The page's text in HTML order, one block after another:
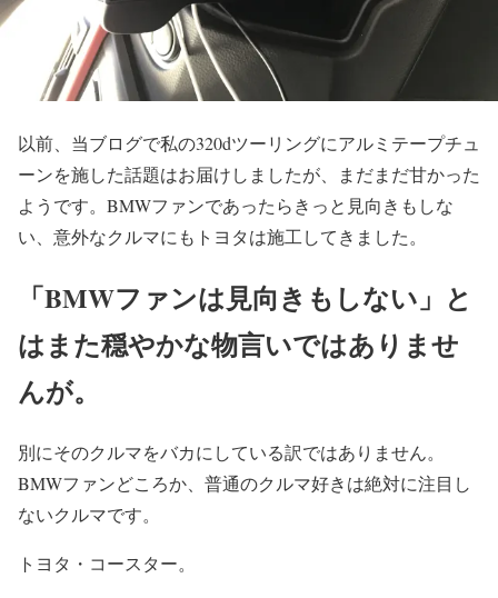
以前、当ブログで私の320dツーリングにアルミテープチュ
ーンを施した話題はお届けしましたが、まだまだ甘かった
ようです。BMWファンであったらきっと見向きもしな
い、意外なクルマにもトヨタは施工してきました。
「BMWファンは見向きもしない」と
はまた穏やかな物言いではありませ
んが。
別にそのクルマをバカにしている訳ではありません。
BMWファンどころか、普通のクルマ好きは絶対に注目し
ないクルマです。
トヨタ・コースター。